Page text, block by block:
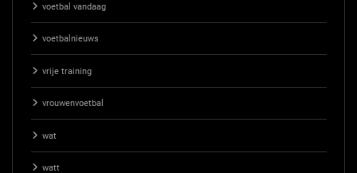
voetbal vandaag
voetbalnieuws
vrije training
vrouwenvoetbal
wat
watt